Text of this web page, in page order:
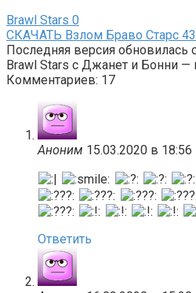
Brawl Stars 0
СКАЧАТЬ Взлом Браво Старс
Последняя версия обновилась
Brawl Stars с Джанет и Бонни —
Комментариев: 17
Аноним 15.03.2020 в 18:56
Ответить